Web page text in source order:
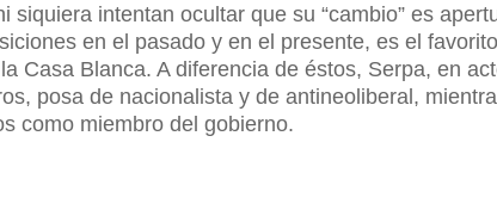
siquiera intentan ocultar que su “cambio” es
en el pasado y en el presente, es el
Casa Blanca. A diferencia de éstos, Serpa, en
posa de nacionalista y de antineoliberal,
como miembro del gobierno.